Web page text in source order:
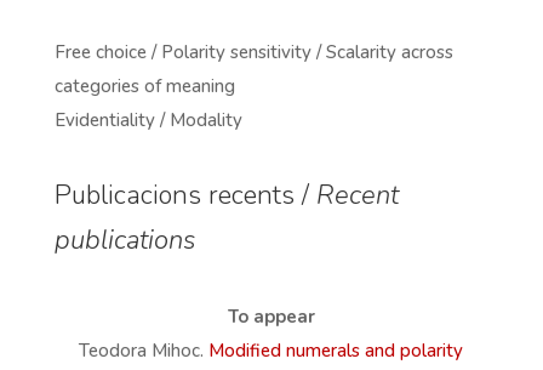
Free choice / Polarity sensitivity / Scalarity across
categories of meaning
Evidentiality / Modality
Publicacions recents / Recent
publications
To appear
Teodora Mihoc. Modified numerals and polarity